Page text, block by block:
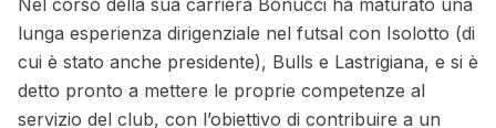
lunga esperienza dirigenziale nel futsal con Isolotto (di
cui è stato anche presidente), Bulls e Lastrigiana, e si è
detto pronto a mettere le proprie competenze al
servizio del club, con l’obiettivo di contribuire a un